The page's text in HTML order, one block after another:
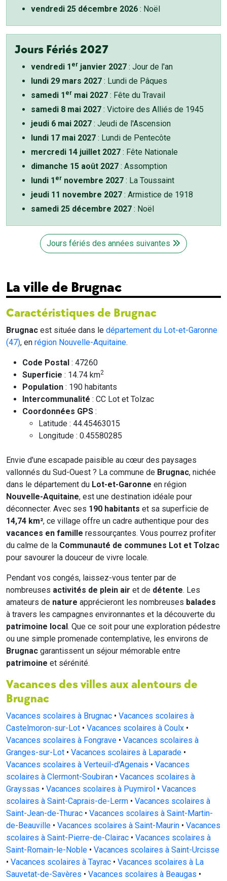
vendredi 25 décembre 2026 : Noël
Jours Fériés 2027
vendredi 1 er janvier 2027 : Jour de l'an
lundi 29 mars 2027 : Lundi de Pâques
samedi 1 er mai 2027 : Fête du Travail
samedi 8 mai 2027 : Victoire des Alliés de 1945
jeudi 6 mai 2027 : Jeudi de l'Ascension
lundi 17 mai 2027 : Lundi de Pentecôte
mercredi 14 juillet 2027 : Fête Nationale
dimanche 15 août 2027 : Assomption
lundi 1 er novembre 2027 : La Toussaint
jeudi 11 novembre 2027 : Armistice de 1918
samedi 25 décembre 2027 : Noël
Jours fériés des années suivantes
La ville de Brugnac
Caractéristiques de Brugnac
Brugnac est située dans le département du Lot-et-Garonne
(47), en région Nouvelle-Aquitaine.
Code Postal : 47260
Superficie : 14.74 km2
Population : 190 habitants
Intercommunalité : CC Lot et Tolzac
Coordonnées GPS :
Latitude : 44.45463015
Longitude : 0.45580285
Envie d'une escapade paisible au cœur des paysages
vallonnés du Sud-Ouest ? La commune de Brugnac, nichée
dans le département du Lot-et-Garonne en région
Nouvelle-Aquitaine, est une destination idéale pour
déconnecter. Avec ses 190 habitants et sa superficie de
14,74 km², ce village offre un cadre authentique pour des
vacances en famille ressourçantes. Vous pourrez profiter
du calme de la Communauté de communes Lot et Tolzac
pour savourer la douceur de vivre locale.
Pendant vos congés, laissez-vous tenter par de
nombreuses activités de plein air et de détente. Les
amateurs de nature apprécieront les nombreuses balades
à travers les campagnes environnantes et la découverte du
patrimoine local. Que ce soit pour une exploration pédestre
ou une simple promenade contemplative, les environs de
Brugnac garantissent un séjour mémorable entre
patrimoine et sérénité.
Vacances des villes aux alentours de
Brugnac
Vacances scolaires à Brugnac • Vacances scolaires à
Castelmoron-sur-Lot • Vacances scolaires à Coulx •
Vacances scolaires à Fongrave • Vacances scolaires à
Granges-sur-Lot • Vacances scolaires à Laparade •
Vacances scolaires à Verteuil-d'Agenais • Vacances
scolaires à Clermont-Soubiran • Vacances scolaires à
Grayssas • Vacances scolaires à Puymirol • Vacances
scolaires à Saint-Caprais-de-Lerm • Vacances scolaires à
Saint-Jean-de-Thurac • Vacances scolaires à Saint-Martin-
de-Beauville • Vacances scolaires à Saint-Maurin • Vacances
scolaires à Saint-Pierre-de-Clairac • Vacances scolaires à
Saint-Romain-le-Noble • Vacances scolaires à Saint-Urcisse
• Vacances scolaires à Tayrac • Vacances scolaires à La
Sauvetat-de-Savères • Vacances scolaires à Beaugas •